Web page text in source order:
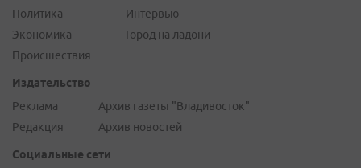
Политика
Экономика
Происшествия
Интервью
Город на ладони
Издательство
Реклама
Редакция
Архив газеты "Владивосток"
Архив новостей
Социальные сети